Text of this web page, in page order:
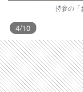
持参の「
4/10